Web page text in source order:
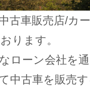
古車販売店/カ
ります。
ローン会社を
中古車を販売